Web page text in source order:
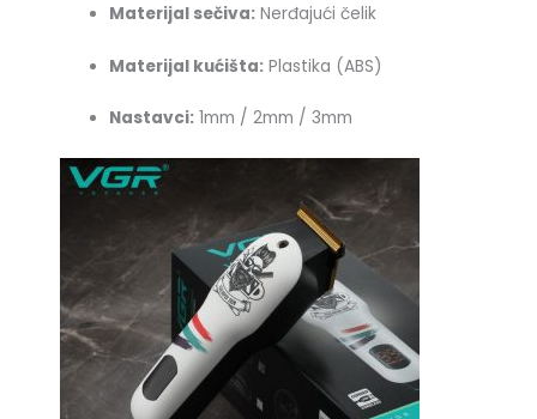
Materijal sečiva: Nerđajući čelik
Materijal kućišta: Plastika (ABS)
Nastavci: 1mm / 2mm / 3mm